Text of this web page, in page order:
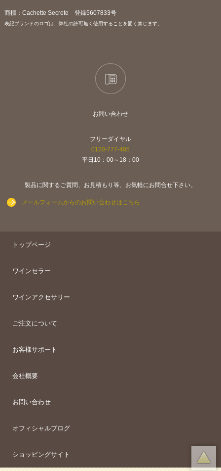
商標：Cachette Secrete 登録5607833号
表記ブランドのロゴは、弊社の許可無く使用することを固く禁じます。
お問い合わせ
フリーダイヤル
0120-777-485
平日10：00～18：00
製品に関するご質問、お見積もり等、お気軽にお問合せ下さい。
メールフォームからのお問い合わせはこちら
トップページ
ワインセラー
ワインアクセサリー
ご注文について
お客様サポート
会社概要
お問い合わせ
オフィシャルブログ
ショッピングサイト